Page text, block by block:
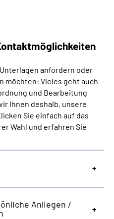
See in Deutscher
anfordern oder
möchten: Vieles geht auch
und Bearbeitung
Ihnen deshalb, unsere
Sie einfach auf das
Wahl und erfahren Sie
Anliegen /